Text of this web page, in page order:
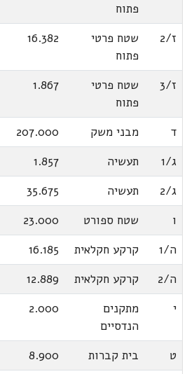
פתוח
ז/2
שטח פרטי
פתוח
16.382
ז/3
שטח פרטי
פתוח
1.867
ד מבני משק
207.000
ג/1
תעשיה
1.857
ג/2
תעשיה
35.675
ו
שטח ספורט
23.000
ה/1
קרקע חקלאית
16.185
ה/2
קרקע חקלאית
12.889
י
מתקנים
הנדסיים
2.000
ט בית קברות
8.900